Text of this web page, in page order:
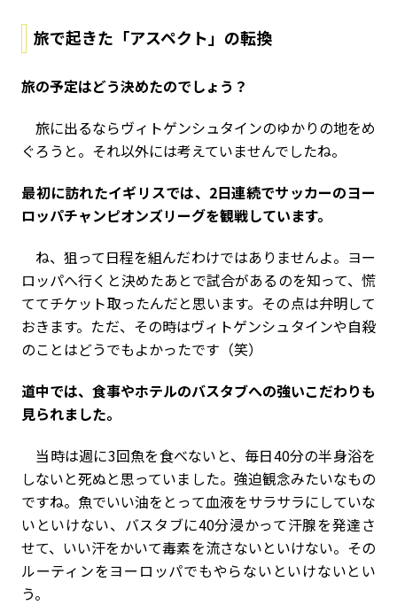
旅で起きた「アスペクト」の転換
――旅の予定はどう決めたのでしょう？
旅に出るならヴィトゲンシュタインのゆかりの地をめ
ぐろうと。それ以外には考えていませんでしたね。
――最初に訪れたイギリスでは、2日連続でサッカーのヨー
ロッパチャンピオンズリーグを観戦しています。
ね、狙って日程を組んだわけではありませんよ。ヨー
ロッパへ行くと決めたあとで試合があるのを知って、慌
ててチケット取ったんだと思います。その点は弁明して
おきます。ただ、その時はヴィトゲンシュタインや自殺
のことはどうでもよかったです（笑）
――道中では、食事やホテルのバスタブへの強いこだわりも
見られました。
当時は週に3回魚を食べないと、毎日40分の半身浴を
しないと死ぬと思っていました。強迫観念みたいなもの
ですね。魚でいい油をとって血液をサラサラにしていな
いといけない、バスタブに40分浸かって汗腺を発達さ
せて、いい汗をかいて毒素を流さないといけない。その
ルーティンをヨーロッパでもやらないといけないとい
う。